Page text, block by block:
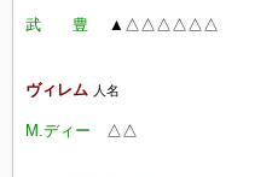
武 豊 ▲△△△△△△
ヴィレム 人名
M.ディー △△